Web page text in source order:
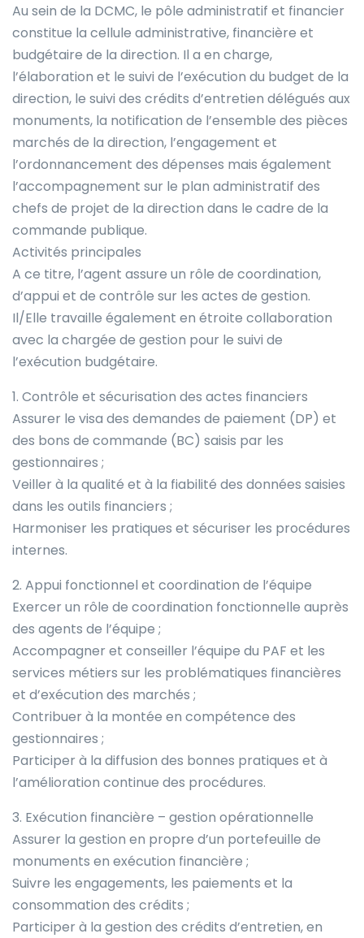
Au sein de la DCMC, le pôle administratif et financier
constitue la cellule administrative, financière et
budgétaire de la direction. Il a en charge,
l’élaboration et le suivi de l’exécution du budget de la
direction, le suivi des crédits d’entretien délégués aux
monuments, la notification de l’ensemble des pièces
marchés de la direction, l’engagement et
l’ordonnancement des dépenses mais également
l’accompagnement sur le plan administratif des
chefs de projet de la direction dans le cadre de la
commande publique.
Activités principales
A ce titre, l’agent assure un rôle de coordination,
d’appui et de contrôle sur les actes de gestion.
Il/Elle travaille également en étroite collaboration
avec la chargée de gestion pour le suivi de
l’exécution budgétaire.
1. Contrôle et sécurisation des actes financiers
Assurer le visa des demandes de paiement (DP) et
des bons de commande (BC) saisis par les
gestionnaires ;
Veiller à la qualité et à la fiabilité des données saisies
dans les outils financiers ;
Harmoniser les pratiques et sécuriser les procédures
internes.
2. Appui fonctionnel et coordination de l’équipe
Exercer un rôle de coordination fonctionnelle auprès
des agents de l’équipe ;
Accompagner et conseiller l’équipe du PAF et les
services métiers sur les problématiques financières
et d’exécution des marchés ;
Contribuer à la montée en compétence des
gestionnaires ;
Participer à la diffusion des bonnes pratiques et à
l’amélioration continue des procédures.
3. Exécution financière – gestion opérationnelle
Assurer la gestion en propre d’un portefeuille de
monuments en exécution financière ;
Suivre les engagements, les paiements et la
consommation des crédits ;
Participer à la gestion des crédits d’entretien, en